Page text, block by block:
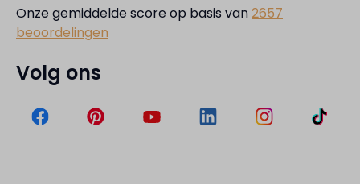
Onze gemiddelde score op basis van2657
beoordelingen
Volg ons